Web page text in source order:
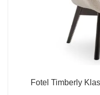
Fotel Timberly